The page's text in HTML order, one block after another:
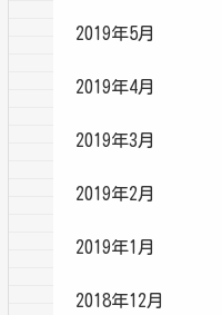
2019年5月
2019年4月
2019年3月
2019年2月
2019年1月
2018年12月